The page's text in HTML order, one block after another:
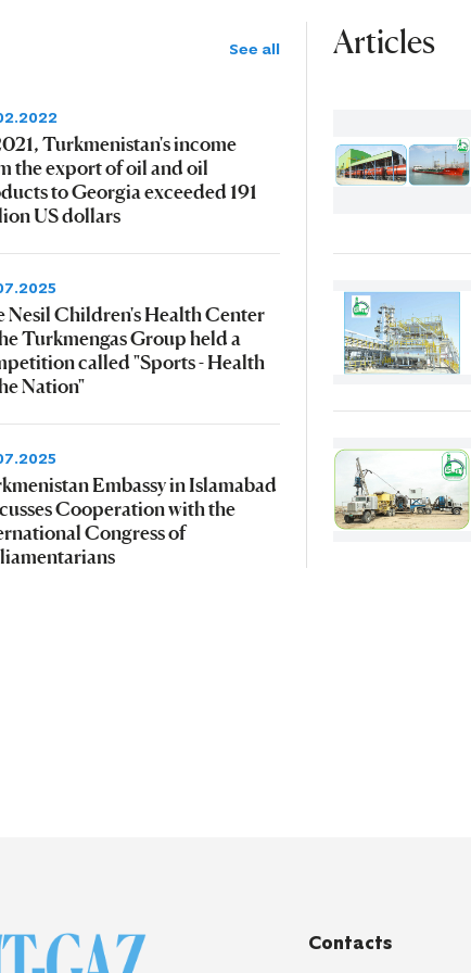
See all
Turkmenistan's income
the export of oil and oil
to Georgia exceeded 191
US dollars
Nesil Children's Health Center
Turkmengas Group held a
called "Sports - Health
Nation"
Embassy in Islamabad
Cooperation with the
Congress of
Articles
Contacts